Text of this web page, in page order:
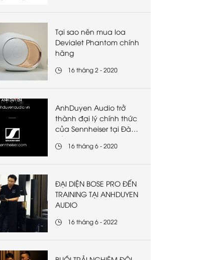
Tại sao nên mua loa
Devialet Phantom chính
hãng
16 tháng 2 - 2020
AnhDuyen Audio trở
thành đại lý chính thức
của Sennheiser tại Đà
16 tháng 6 - 2020
ĐẠI DIỆN BOSE PRO ĐẾN
TRAINING TẠI ANHDUYEN
AUDIO
16 tháng 6 - 2022